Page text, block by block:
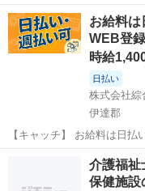
OK！「フォークリフト運搬
周辺！20代～40代のスタッフが多数活躍
仕事をお探しにおスス...
福島 伊達郡 仕分け
お給料
WEB登
時給
日払い
株式会社綜
伊達郡
【キャッチ】 お給料は日
OK！「金属製品の検査/プ
俣町周辺！20代～40代のスタッフが
手人材派遣会社で働き...
工場
介護福祉
保健施設